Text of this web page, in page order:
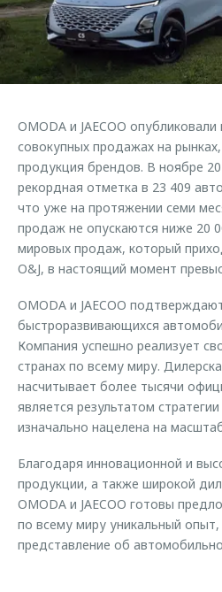
Страхование
Кредитный калькулятор
Аксессуары
Оригинальные аксессуары
Запчасти
Трейд-ин
Калькулятор трейд-ин
Клиентская поддержка
O&J Автоклуб
Клуб владельцев OMODA
Аксессуары
Одежда и сувениры
Оригинальные аксессуары
Запчасти
Обратная связь
OMODA и JAECOO
совокупных продажах на
продукция брендов. В ноябре
рекордная отметка в 23 409
что уже на протяжении семи
продаж не опускаются ниже 20
мировых продаж, который
O&J, в настоящий момент
OMODA и JAECOO
быстроразвивающихся
Компания успешно реализует
странах по всему миру.
насчитывает более тысячи
является результатом
изначально нацелена на
Благодаря инновационной и
продукции, а также широкой
OMODA и JAECOO готовы
по всему миру уникальный
представление об